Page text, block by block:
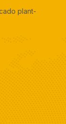
plant-